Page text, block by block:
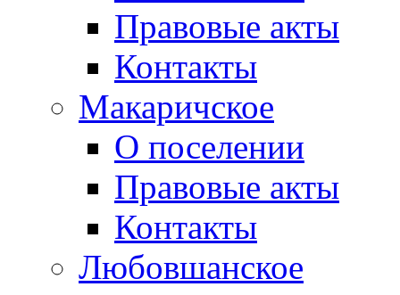
Правовые акты
Контакты
Макаричское
О поселении
Правовые акты
Контакты
Любовшанское